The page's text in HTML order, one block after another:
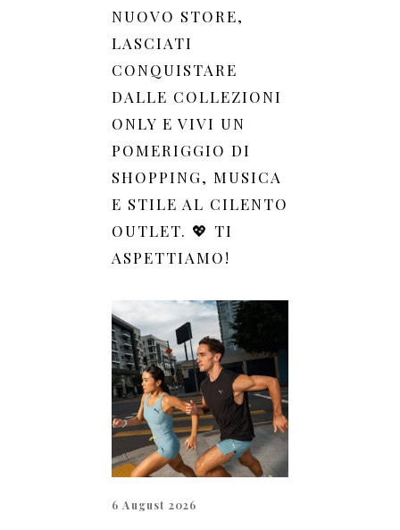
NUOVO STORE,
LASCIATI
CONQUISTARE
DALLE COLLEZIONI
ONLY E VIVI UN
POMERIGGIO DI
SHOPPING, MUSICA
E STILE AL CILENTO
OUTLET. 💖 TI
ASPETTIAMO!
6 August 2026